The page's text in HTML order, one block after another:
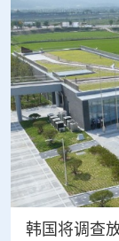
韩国将调查